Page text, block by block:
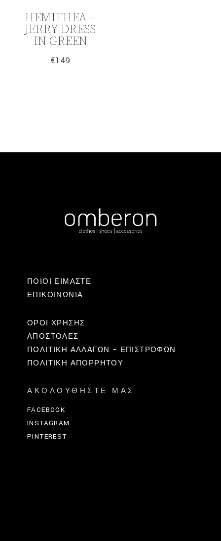
HEMITHEA –
JERRY DRESS
IN GREEN
€149
ΠΟΙΟΙ ΕΙΜΑΣΤΕ
ΕΠΙΚΟΙΝΩΝΊΑ
ΟΡΟΙ ΧΡΗΣΗΣ
ΑΠΟΣΤΟΛΕΣ
ΠΟΛΙΤΙΚΉ ΑΛΛΑΓΏΝ – ΕΠΙΣΤΡΟΦΏΝ
ΠΟΛΙΤΙΚΗ ΑΠΟΡΡΗΤΟΥ
ΑΚΟΛΟΥΘΉΣΤΕ ΜΑΣ
FACEBOOK
INSTAGRAM
PINTEREST